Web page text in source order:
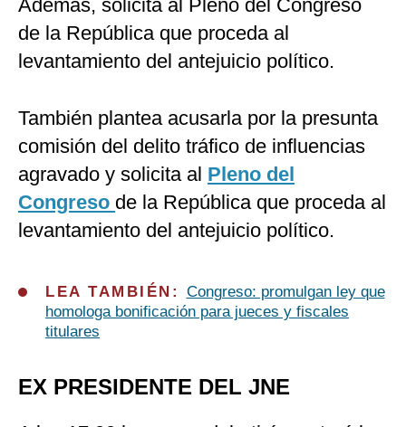
Además, solicita al Pleno del Congreso
de la República que proceda al
levantamiento del antejuicio político.
También plantea acusarla por la presunta
comisión del delito tráfico de influencias
agravado y solicita al Pleno del
Congreso de la República que proceda al
levantamiento del antejuicio político.
LEA TAMBIÉN: Congreso: promulgan ley que
homologa bonificación para jueces y fiscales
titulares
EX PRESIDENTE DEL JNE